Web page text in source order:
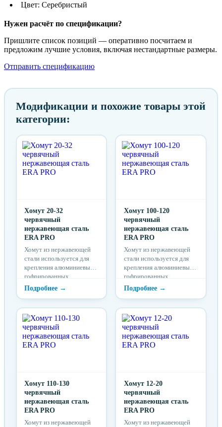
Цвет: Серебристый
Нужен расчёт по спецификации?
Пришлите список позиций — оперативно посчитаем и
предложим лучшие условия, включая нестандартные размеры.
Отправить спецификацию
Модификации и похожие товары этой
категории:
Хомут 20-32
червячный
нержавеющая сталь
ERA PRO
Хомут из нержавеющей
стали используется для
крепления алюминиевых
гофрированных
воздуховодов, резиновых
шлангов и муфт
Хомут 100-120
червячный
нержавеющая сталь
ERA PRO
Хомут из нержавеющей
стали используется для
крепления алюминиевых
гофрированных
воздуховодов, резиновых
шлангов и муфт
Хомут 110-130
червячный
нержавеющая сталь
ERA PRO
Хомут из нержавеющей
Хомут 12-20
червячный
нержавеющая сталь
ERA PRO
Хомут из нержавеющей